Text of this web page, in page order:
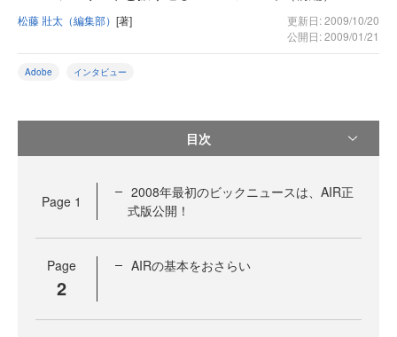
松藤 壯太（編集部） [著]
更新日: 2009/10/20
公開日: 2009/01/21
Adobe インタビュー
目次
Page 1
2008年最初のビックニュースは、AIR正
式版公開！
Page
2
AIRの基本をおさらい